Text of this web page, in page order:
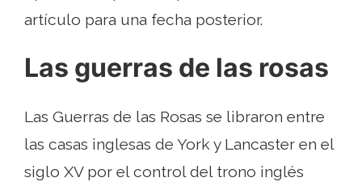
artículo para una fecha posterior.
Las guerras de las rosas
Las Guerras de las Rosas se libraron entre
las casas inglesas de York y Lancaster en el
siglo XV por el control del trono inglés